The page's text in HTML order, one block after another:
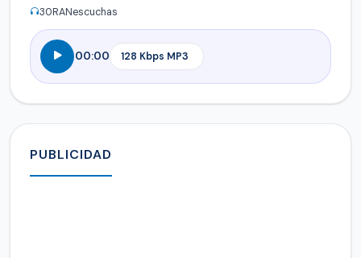
30RANescuchas
00:00
PUBLICIDAD